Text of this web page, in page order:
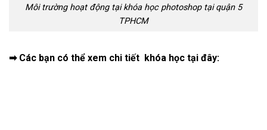
Môi trường hoạt động tại khóa học photoshop tại quận 5
TPHCM
➡ Các bạn có thể xem chi tiết khóa học tại đây: